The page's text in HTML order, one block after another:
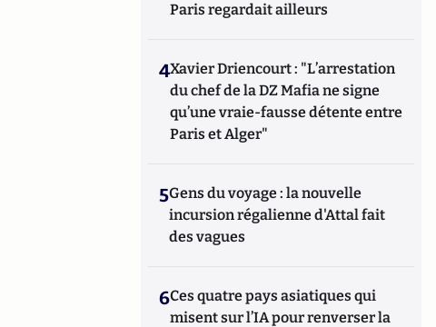
Paris regardait ailleurs
4Xavier Driencourt : "L’arrestation
du chef de la DZ Mafia ne signe
qu’une vraie-fausse détente entre
Paris et Alger"
5Gens du voyage : la nouvelle
incursion régalienne d'Attal fait
des vagues
6Ces quatre pays asiatiques qui
misent sur l’IA pour renverser la